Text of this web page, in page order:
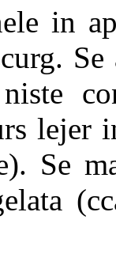
in
niste
lejer
Se